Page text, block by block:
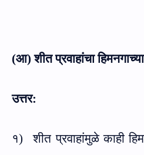
(आ) शीत प्रवाहांचा
उत्तर:
१)
शीत प्रवाहांमुळे काही